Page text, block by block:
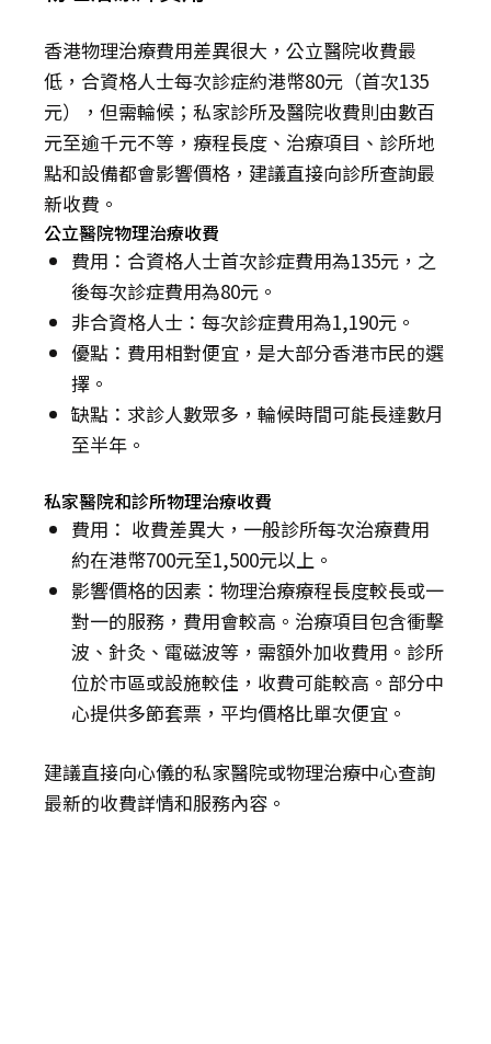
香港物理治療費用差異很大，公立醫院收費最
低，合資格人士每次診症約港幣80元（首次135
元），但需輪候；私家診所及醫院收費則由數百
元至逾千元不等，療程長度、治療項目、診所地
點和設備都會影響價格，建議直接向診所查詢最
新收費。
公立醫院物理治療收費
費用：合資格人士首次診症費用為135元，之
後每次診症費用為80元。
非合資格人士：每次診症費用為1,190元。
優點：費用相對便宜，是大部分香港市民的選
擇。
缺點：求診人數眾多，輪候時間可能長達數月
至半年。
私家醫院和診所物理治療收費
費用： 收費差異大，一般診所每次治療費用
約在港幣700元至1,500元以上。
影響價格的因素：物理治療療程長度較長或一
對一的服務，費用會較高。治療項目包含衝擊
波、針灸、電磁波等，需額外加收費用。診所
位於市區或設施較佳，收費可能較高。部分中
心提供多節套票，平均價格比單次便宜。
建議直接向心儀的私家醫院或物理治療中心查詢
最新的收費詳情和服務內容。